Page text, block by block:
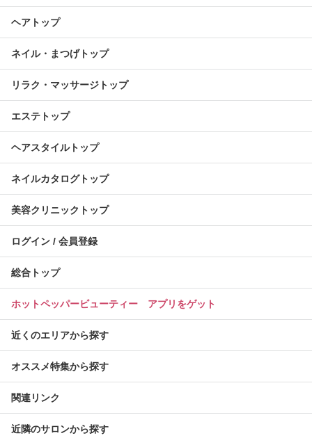
ヘアトップ
ネイル・まつげトップ
リラク・マッサージトップ
エステトップ
ヘアスタイルトップ
ネイルカタログトップ
美容クリニックトップ
ログイン / 会員登録
総合トップ
ホットペッパービューティー アプリをゲット
近くのエリアから探す
オススメ特集から探す
関連リンク
近隣のサロンから探す